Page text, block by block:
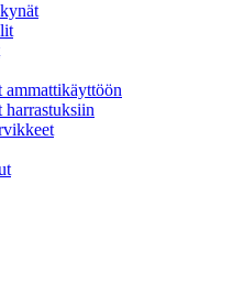
ammattikäyttöön
harrastuksiin